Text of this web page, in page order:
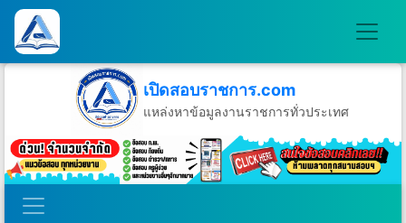
เปิดสอบราชการ.com
แหล่งหาข้อมูลงานราชการทั่วประเทศ
วันอาทิตย์ที่ 9 เดือนสิงหาคม พ.ศ.2569